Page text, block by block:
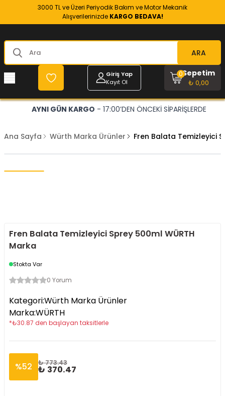
3000 TL ve Üzeri Periyodik Bakım ve Motor Mekanik
Alışverilerinizde KARGO BEDAVA!
ARA
Giriş Yap
Kayıt Ol
Sepetim
₺ 0,00
0
AYNI GÜN KARGO - 17:00’DEN ÖNCEKİ SİPARİŞLERDE
Ana Sayfa Würth Marka Ürünler Fren Balata Temizleyici
Fren Balata Temizleyici Sprey 500ml WÜRTH
Marka
Stokta Var
0 Yorum
Kategori:Würth Marka Ürünler
Marka:WÜRTH
*₺30.87 den başlayan taksitlerle
%52 ₺ 773.43
₺ 370.47